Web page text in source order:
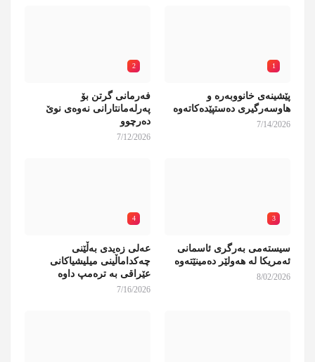
1
پێشینەی خانووبەرە و
هاوسەرگیری دەستپێدەکاتەوە
7/14/2026
2
فەرمانی گرتن بۆ
پەرلەمانتارانی نەوەی نوێ
دەرچوو
7/12/2026
3
سیستەمی بەرگری ئاسمانی
ئەمریکا لە هەولێر دەمینێتەوە
8/02/2026
4
عەلی زەیدی بەڵێنی
چەکداماڵینی میلیشیاکانی
عێراقی بە ترەمپ داوە
7/16/2026